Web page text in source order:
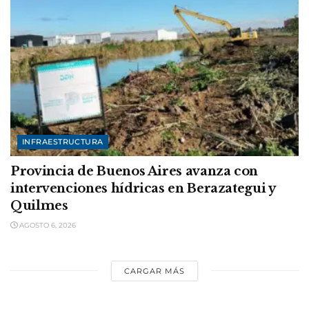
INFRAESTRUCTURA
Provincia de Buenos Aires avanza con
intervenciones hídricas en Berazategui y
Quilmes
AGOSTO 6, 2026
CARGAR MÁS